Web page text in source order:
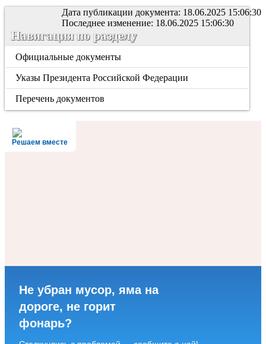
Дата публикации документа: 18.06.2025 15:06:30
Последнее изменение: 18.06.2025 15:06:30
Навигация по разделу
Официальные документы
Указы Президента Российской Федерации
Перечень документов
Решаем вместе
Не убран мусор, яма на
дороге, не горит
фонарь?